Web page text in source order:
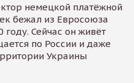
немецкой платёжной
бежал из Евросоюза
Сейчас он живёт
по России и даже
Украины